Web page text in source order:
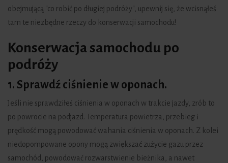
obejmującą "co robić po długiej podróży", upewnij się, że wcisnąłeś
tam te niezbędne rzeczy do konserwacji samochodu!
Konserwacja samochodu po
podróży
1. Sprawdź ciśnienie w oponach.
Jeśli nie sprawdziłeś ciśnienia w oponach w trakcie jazdy, zrób to
po powrocie na podjazd. Temperatura powietrza, przebieg i
prędkość mogą powodować wahania ciśnienia w oponach. Z kolei
niedopompowane opony mogą zwiększać zużycie gazu przez
samochód, powodować rozwarstwienie bieżnika, a nawet